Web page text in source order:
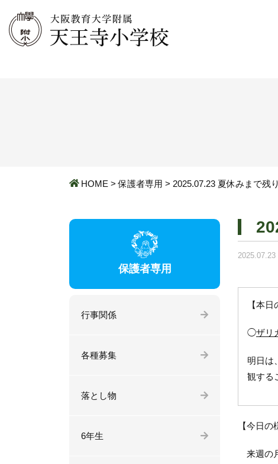
HOME > 保護者専用 > 2025.07.23 夏休みまで残
2025.07.23
【本日
◯ザリ
明日は
観する
【今日の
来週の
保護者専用
行事関係
各種募集
落とし物
6年生